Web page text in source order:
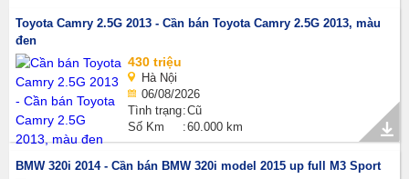
Toyota Camry 2.5G 2013 - Cần bán Toyota Camry 2.5G 2013, màu
đen
430 triệu
Hà Nội
06/08/2026
Tình trạng Cũ
Số Km
60.000 km
BMW 320i 2014 - Cần bán BMW 320i model 2015 up full M3 Sport